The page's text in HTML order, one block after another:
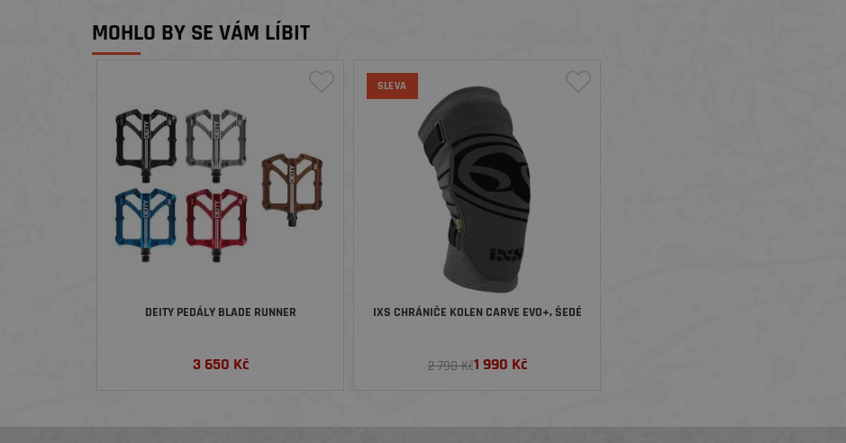
MOHLO BY SE VÁM LÍBIT
DEITY PEDÁLY BLADE RUNNER
3 650 Kč
SLEVA
IXS CHRÁNIČE KOLEN CARVE EVO+, ŠEDÉ
2 790 Kč1 990 Kč